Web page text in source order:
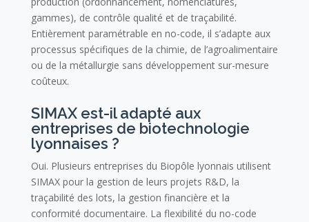
gammes), de contrôle qualité et de traçabilité.
Entièrement paramétrable en no-code, il s’adapte aux
processus spécifiques de la chimie, de l’agroalimentaire
ou de la métallurgie sans développement sur-mesure
coûteux.
SIMAX est-il adapté aux
entreprises de biotechnologie
lyonnaises ?
Oui. Plusieurs entreprises du Biopôle lyonnais utilisent
SIMAX pour la gestion de leurs projets R&D, la
traçabilité des lots, la gestion financière et la
conformité documentaire. La flexibilité du no-code